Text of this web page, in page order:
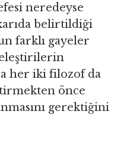
neredeyse
belirtildiği
farklı gayeler
eleştirilerin
her iki filozof da
önce
gerektiğini